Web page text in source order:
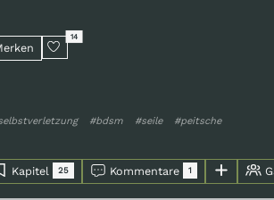
14
#bdsm #seile #peitsche
Kapitel 25 Kommentare 1